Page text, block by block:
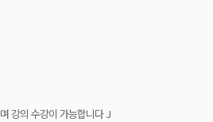
강의 수강이 가능합니다 J